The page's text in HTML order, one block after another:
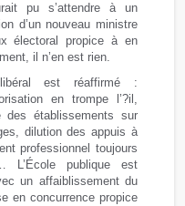
pu s’attendre à un
d’un nouveau ministre
électoral propice à en
il n’en est rien.
est réaffirmé :
en trompe l’?il,
des établissements sur
dilution des appuis à
professionnel toujours
L’École publique est
un affaiblissement du
en concurrence propice